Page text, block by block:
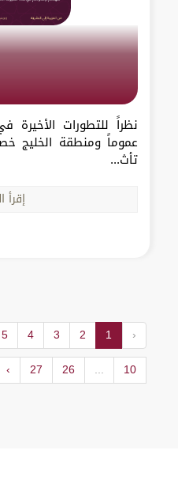
نظراً للتطورات
عموماً ومنطقة الخليج
تأث...
إقرأ
‹
1
2
3
4
5
10
...
26
27
›